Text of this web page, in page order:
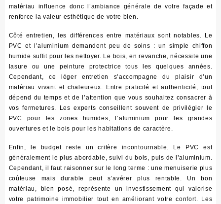
matériau influence donc l’ambiance générale de votre façade et
renforce la valeur esthétique de votre bien.
Côté entretien, les différences entre matériaux sont notables. Le
PVC et l’aluminium demandent peu de soins : un simple chiffon
humide suffit pour les nettoyer. Le bois, en revanche, nécessite une
lasure ou une peinture protectrice tous les quelques années.
Cependant, ce léger entretien s’accompagne du plaisir d’un
matériau vivant et chaleureux. Entre praticité et authenticité, tout
dépend du temps et de l’attention que vous souhaitez consacrer à
vos fermetures . Les experts conseillent souvent de privilégier le
PVC pour les zones humides, l’aluminium pour les grandes
ouvertures et le bois pour les habitations de caractère.
Enfin, le budget reste un critère incontournable. Le PVC est
généralement le plus abordable, suivi du bois, puis de l’aluminium.
Cependant, il faut raisonner sur le long terme : une menuiserie plus
coûteuse mais durable peut s’avérer plus rentable. Un bon
matériau, bien posé, représente un investissement qui valorise
votre patrimoine immobilier tout en améliorant votre confort . Les